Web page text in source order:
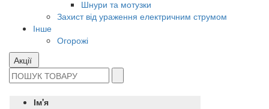
Шнури та мотузки
Захист від ураження електричним струмом
Інше
Огорожі
Акції
Ім'я